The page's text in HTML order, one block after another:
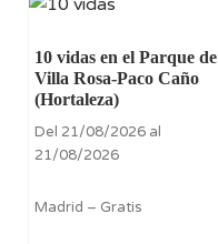
10 vidas en el Parque de
Villa Rosa-Paco Caño
(Hortaleza)
Del 21/08/2026 al
21/08/2026
Madrid – Gratis